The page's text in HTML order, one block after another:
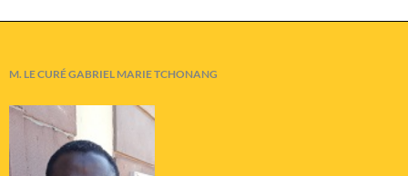
M. LE CURÉ GABRIEL MARIE TCHONANG